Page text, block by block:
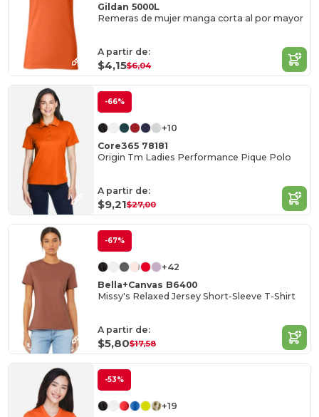
Gildan 5000L
Remeras de mujer manga corta al por mayor
A partir de:
$4,15$6,04
-66%
+10
Core365 78181
Origin Tm Ladies Performance Pique Polo
A partir de:
$9,21$27,00
-67%
+42
Bella+Canvas B6400
Missy's Relaxed Jersey Short-Sleeve T-Shirt
A partir de:
$5,80$17,58
-53%
+19